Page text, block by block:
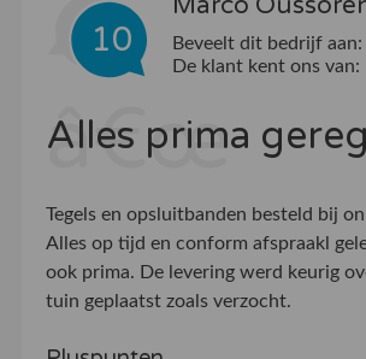
10 Beveelt dit bedrijf aan:
De klant kent ons van:
Alles prima
Tegels en opsluitbanden besteld bij
Alles op tijd en conform afspraakl
ook prima. De levering werd keurig
tuin geplaatst zoals verzocht.